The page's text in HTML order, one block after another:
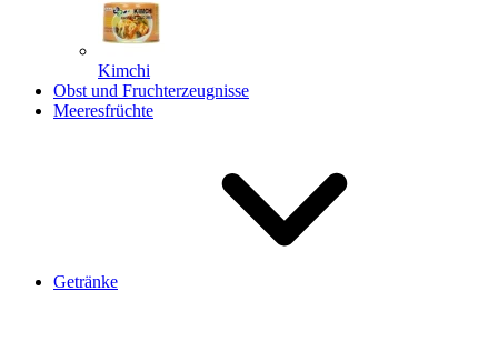
Kimchi
Obst und Fruchterzeugnisse
Meeresfrüchte
Getränke